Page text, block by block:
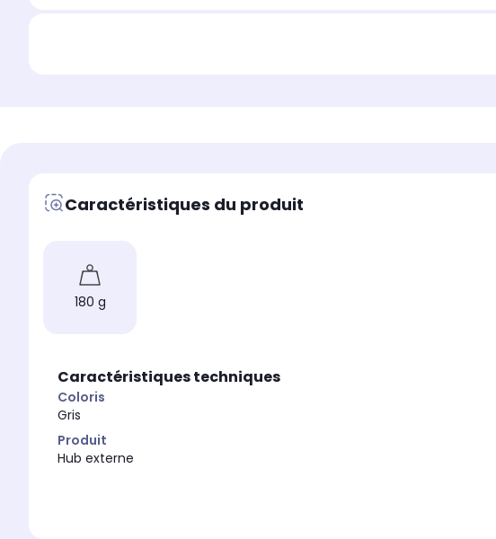
Caractéristiques du produit
180 g
Caractéristiques techniques
Coloris
Gris
Produit
Hub externe